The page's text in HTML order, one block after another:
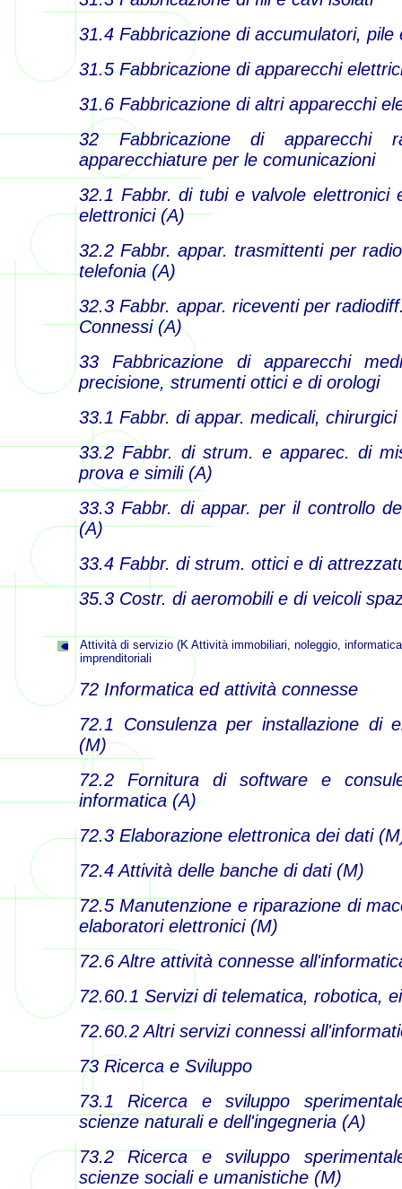
31.4 Fabbricazione di accumulatori, pile
31.5 Fabbricazione di apparecchi
31.6 Fabbricazione di altri apparecchi
32 Fabbricazione di apparecchi
apparecchiature per le comunicazioni
32.1 Fabbr. di tubi e valvole elettronici
elettronici (A)
32.2 Fabbr. appar. trasmittenti per
telefonia (A)
32.3 Fabbr. appar. riceventi per
Connessi (A)
33 Fabbricazione di apparecchi
precisione, strumenti ottici e di orologi
33.1 Fabbr. di appar. medicali,
33.2 Fabbr. di strum. e apparec. di
prova e simili (A)
33.3 Fabbr. di appar. per il controllo
(A)
33.4 Fabbr. di strum. ottici e di
35.3 Costr. di aeromobili e di veicoli
Attività di servizio (K Attività immobiliari, noleggio,
imprenditoriali
72 Informatica ed attività connesse
72.1 Consulenza per installazione di
(M)
72.2 Fornitura di software e
informatica (A)
72.3 Elaborazione elettronica dei dati
72.4 Attività delle banche di dati (M)
72.5 Manutenzione e riparazione di
elaboratori elettronici (M)
72.6 Altre attività connesse
72.60.1 Servizi di telematica, robotica,
72.60.2 Altri servizi connessi
73 Ricerca e Sviluppo
73.1 Ricerca e sviluppo
scienze naturali e dell'ingegneria (A)
73.2 Ricerca e sviluppo
scienze sociali e umanistiche (M)